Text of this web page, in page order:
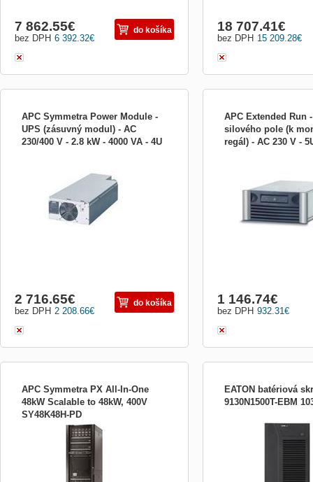
6 392.32€
bez DPH
7 862.55€ do košíka
15 209.28€
bez DPH
18 707.41€
APC Symmetra Power Module -
UPS (zásuvný modul) - AC
230/400 V - 2.8 kW - 4000 VA - 4U
konverzí a možností škálování za provozu
VÝSTUP Kapacita výstupního výkonu [W]:
2 800 Kapacita výstupního výkonu [VA]: 4
000 Jmenovité výstupní n...
2 208.66€
bez DPH
2 716.65€ do košíka
APC Extended Run
silového pole (k
regál) - AC 230 V -
zatavený akumulátor se
elektrolytem: neteče
Zamykatelná bateriová
932.31€
bez DPH
1 146.74€
APC Symmetra PX All-In-One
48kW Scalable to 48kW, 400V
SY48K48H-PD
Tuto vysoce efektivní trífázovou jednotku
UPS lze pri rustu datového strediska
škálovat až na hodnotu 48 kW/48 kVA. Je
vhodná pro použití v malých a stredních
datových strediscích. Zahrnuje: Karta pro
správu síte, Služba spouštení
EATON batériová
9130N1500T-EBM
EATON batériová skriňa